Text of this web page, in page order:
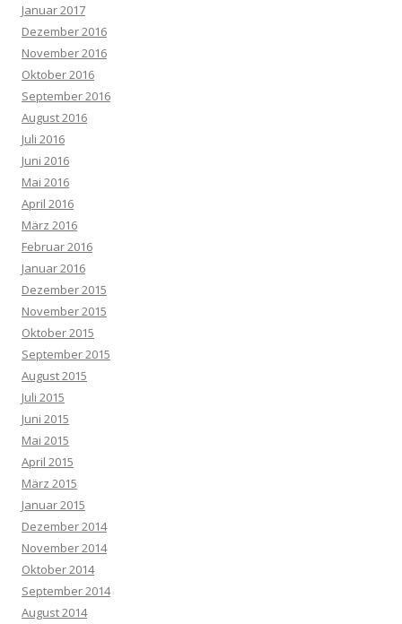
Januar 2017
Dezember 2016
November 2016
Oktober 2016
September 2016
August 2016
Juli 2016
Juni 2016
Mai 2016
April 2016
März 2016
Februar 2016
Januar 2016
Dezember 2015
November 2015
Oktober 2015
September 2015
August 2015
Juli 2015
Juni 2015
Mai 2015
April 2015
März 2015
Januar 2015
Dezember 2014
November 2014
Oktober 2014
September 2014
August 2014